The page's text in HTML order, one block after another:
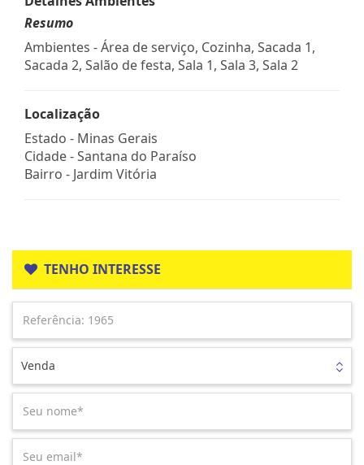
Resumo
Ambientes - Área de serviço, Cozinha, Sacada 1,
Sacada 2, Salão de festa, Sala 1, Sala 3, Sala 2
Localização
Estado - Minas Gerais
Cidade -Santana do Paraíso
Bairro - Jardim Vitória
TENHO INTERESSE
Venda